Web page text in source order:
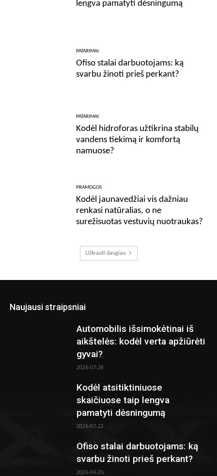
lengva pamatyti dėsningumą
PATARIMAI
Ofiso stalai darbuotojams: ką
svarbu žinoti prieš perkant?
PATARIMAI
Kodėl hidroforas užtikrina stabilų
vandens tiekimą ir komfortą
namuose?
PRAMOGOS
Kodėl jaunavedžiai vis dažniau
renkasi natūralias, o ne
surežisuotas vestuvių nuotraukas?
Užkrauti daugiau
Naujausi straipsniai
Automobilis išsimokėtinai iš
aikštelės: kodėl verta apžiūrėti
gyvai?
2026-07-28
Kodėl atsitiktiniuose
skaičiuose taip lengva
pamatyti dėsningumą
2026-07-22
Ofiso stalai darbuotojams: ką
svarbu žinoti prieš perkant?
2026-06-26